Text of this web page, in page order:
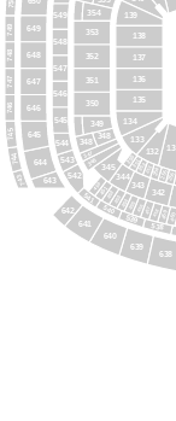
132
133
134
135
136
137
138
139
250251252253254255256
342
343
344
345
346
347
348
348
349
350
351
352
353
354
450451452453454455456457458459460
538
539
540
541
542
543
544
545
546
547
548
549
638
639
640
641
642
643
644
645
646
647
648
649
743
744
745
746
747
748
749
750